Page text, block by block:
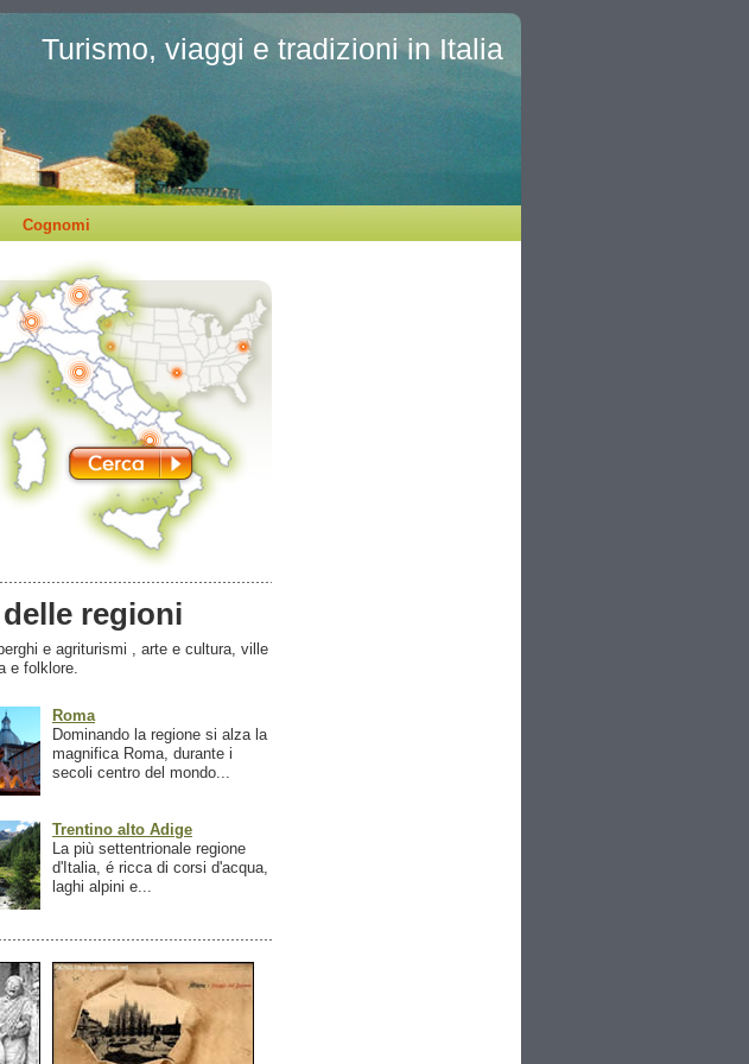
Turismo, viaggi e tradizioni in Italia
Cognomi
regioni
e agriturismi , arte e cultura, ville
e folklore.
Roma
Dominando la regione si alza la
magnifica Roma, durante i
secoli centro del mondo...
Trentino alto Adige
La più settentrionale regione
d'Italia, é ricca di corsi d'acqua,
laghi alpini e...